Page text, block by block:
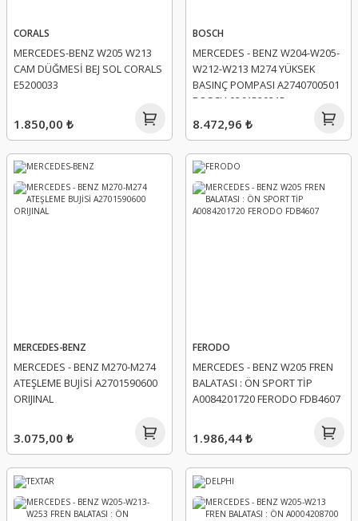
CORALS
MERCEDES-BENZ W205 W213
CAM DÜĞMESİ BEJ SOL CORALS
E5200033
1.850,00 ₺
BOSCH
MERCEDES - BENZ W204-W205-
W212-W213 M274 YÜKSEK
BASINÇ POMPASI A2740700501
BOSCH 0261520215
8.472,96 ₺
MERCEDES-BENZ
MERCEDES - BENZ M270-M274
ATEŞLEME BUJİSİ A2701590600
ORIJINAL
3.075,00 ₺
FERODO
MERCEDES - BENZ W205 FREN
BALATASI : ÖN SPORT TİP
A0084201720 FERODO FDB4607
1.986,44 ₺